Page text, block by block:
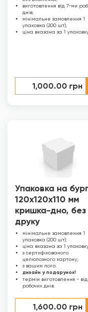
виготовлення від 7-ми
днів;
мінімальне замовлення 1
упаковка (200 шт);
ціна вказана за 1
1,000.00 грн
Упаковка на
120х120х110 мм
кришка-дно, без
друку
мінімальне замовлення 1
упаковка (200 шт);
ціна вказана за 1
з сертифікованого
целюлозного картону;
з вашим лого.
дизайн у подарунок!
термін виготовлення -
робочих днів.
1,600.00 грн